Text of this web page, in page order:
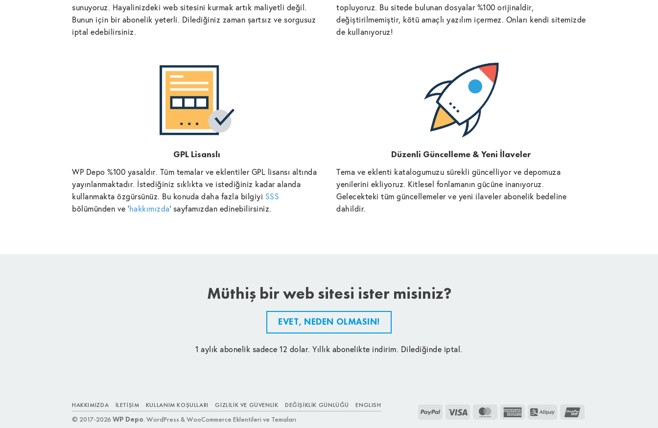
sunuyoruz. Hayalinizdeki web sitesini kurmak artık maliyetli değil.
Bunun için bir abonelik yeterli. Dilediğiniz zaman şartsız ve sorgusuz
iptal edebilirsiniz.
topluyoruz. Bu sitede bulunan dosyalar %100 orijinaldir,
değiştirilmemiştir, kötü amaçlı yazılım içermez. Onları kendi sitemizde
de kullanıyoruz!
GPL Lisanslı
WP Depo %100 yasaldır. Tüm temalar ve eklentiler GPL lisansı altında
yayınlanmaktadır. İstediğiniz sıklıkta ve istediğiniz kadar alanda
kullanmakta özgürsünüz. Bu konuda daha fazla bilgiyi SSS
bölümünden ve 'hakkımızda' sayfamızdan edinebilirsiniz.
Düzenli Güncelleme & Yeni İlaveler
Tema ve eklenti katalogumuzu sürekli güncelliyor ve depomuza
yenilerini ekliyoruz. Kitlesel fonlamanın gücüne inanıyoruz.
Gelecekteki tüm güncellemeler ve yeni ilaveler abonelik bedeline
dahildir.
Müthiş bir web sitesi ister misiniz?
EVET, NEDEN OLMASIN!
1 aylık abonelik sadece 12 dolar. Yıllık abonelikte indirim. Dilediğinde iptal.
PayPal Visa MasterCardAmerican
Alipay
HAKKIMIZDA İLETIŞIM KULLANIM KOŞULLARI GIZLILIK VE GÜVENLIK DEĞIŞIKLIK GÜNLÜĞÜ ENGLISH
© 2017-2026 WP Depo. WordPress & WooCommerce Eklentileri ve Temaları